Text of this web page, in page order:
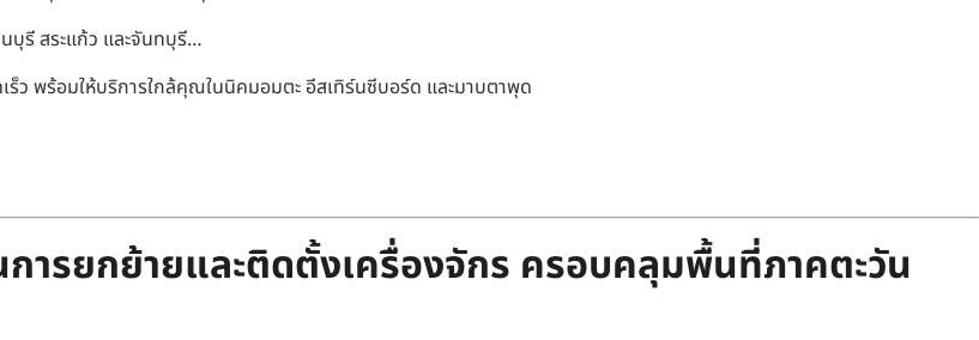
บุรี สระแก้ว และจันทบุรี…
ว พร้อมให้บริการใกล้คุณในนิคมอมตะ อีสเทิร์นซีบอร์ด และมาบตาพุด
ารยกย้ายและติดตั้งเครื่องจักร ครอบคลุมพื้นที่ภาคตะวัน